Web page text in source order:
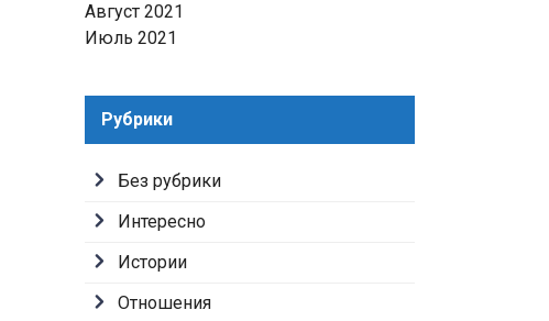
Август 2021
Июль 2021
Рубрики
Без рубрики
Интересно
Истории
Отношения